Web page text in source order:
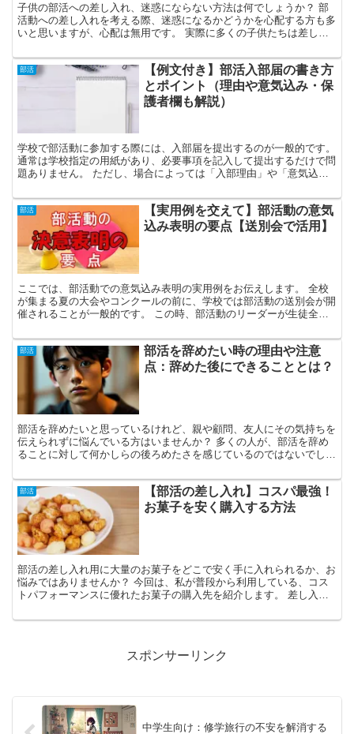
子供の部活への差し入れ、迷惑にならない方法は何でしょうか？ 部
活動への差し入れを考える際、迷惑になるかどうかを心配する方も多
いと思いますが、心配は無用です。 実際に多くの子供たちは差し入
部活
【例文付き】部活入部届の書き方
とポイント（理由や意気込み・保
護者欄も解説）
学校で部活動に参加する際には、入部届を提出するのが一般的です。
通常は学校指定の用紙があり、必要事項を記入して提出するだけで問
題ありません。 ただし、場合によっては「入部理由」や「意気込
部活
【実用例を交えて】部活動の意気
込み表明の要点【送別会で活用】
ここでは、部活動での意気込み表明の実用例をお伝えします。 全校
が集まる夏の大会やコンクールの前に、学校では部活動の送別会が開
催されることが一般的です。 この時、部活動のリーダーが生徒全員
部活
部活を辞めたい時の理由や注意
点：辞めた後にできることとは？
部活を辞めたいと思っているけれど、親や顧問、友人にその気持ちを
伝えられずに悩んでいる方はいませんか？ 多くの人が、部活を辞め
ることに対して何かしらの後ろめたさを感じているのではないでしょ
部活
【部活の差し入れ】コスパ最強！
お菓子を安く購入する方法
部活の差し入れ用に大量のお菓子をどこで安く手に入れられるか、お
悩みではありませんか？ 今回は、私が普段から利用している、コス
トパフォーマンスに優れたお菓子の購入先を紹介します。 差し入れ
スポンサーリンク
中学生向け：修学旅行の不安を解消する